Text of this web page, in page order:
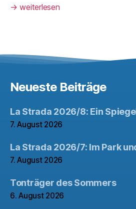
→ weiterlesen
Neueste Beiträge
La Strada 2026/8: Ein
7. August 2026
La Strada 2026/7: Im Park
7. August 2026
Tonträger des Sommers
6. August 2026